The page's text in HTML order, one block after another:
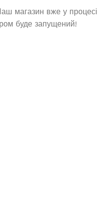
магазин вже у процесі
буде запущений!